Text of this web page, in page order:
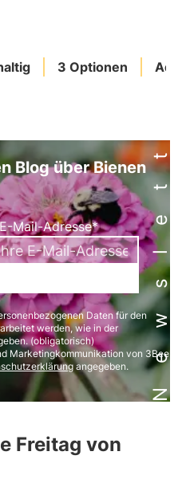
3 Optionen Newsletter
Blog über Bienen
Mail-Adresse*
Daten für den
werden, wie in der
(obligatorisch)
Marketingkommunikation von 3Bee
angegeben.
Freitag von